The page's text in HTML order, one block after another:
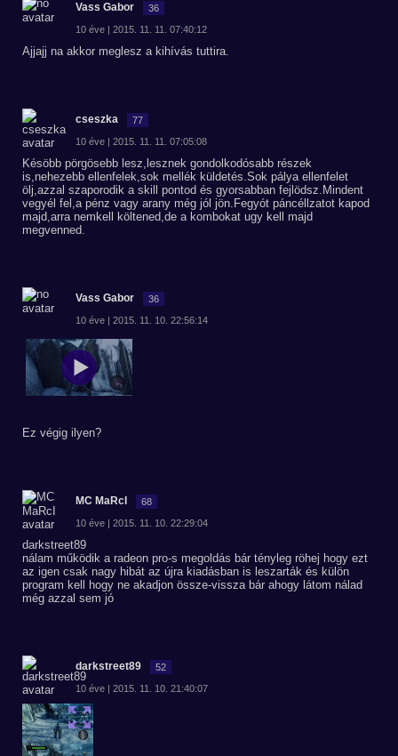
Vass Gabor 36
10 éve | 2015. 11. 11. 07:40:12
Ajjajj na akkor meglesz a kihívás tuttira.
cseszka 77
10 éve | 2015. 11. 11. 07:05:08
Késöbb pörgösebb lesz,lesznek gondolkodósabb részek
is,nehezebb ellenfelek,sok mellék küldetés.Sok pálya ellenfelet
ölj,azzal szaporodik a skill pontod és gyorsabban fejlödsz.Mindent
vegyél fel,a pénz vagy arany még jól jön.Fegyót páncéllzatot kapod
majd,arra nemkell költened,de a kombokat ugy kell majd
megvenned.
Vass Gabor 36
10 éve | 2015. 11. 10. 22:56:14
Ez végig ilyen?
MC MaRcI 68
10 éve | 2015. 11. 10. 22:29:04
darkstreet89
nálam működik a radeon pro-s megoldás bár tényleg röhej hogy ezt
az igen csak nagy hibát az újra kiadásban is leszarták és külön
program kell hogy ne akadjon össze-vissza bár ahogy látom nálad
még azzal sem jó
darkstreet89 52
10 éve | 2015. 11. 10. 21:40:07